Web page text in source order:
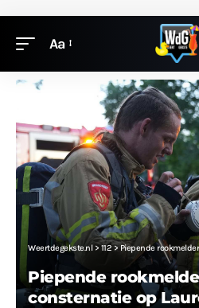
Aa
Weertdegekste.nl>112>Piepende rookmelder
Piepende
consternatie op